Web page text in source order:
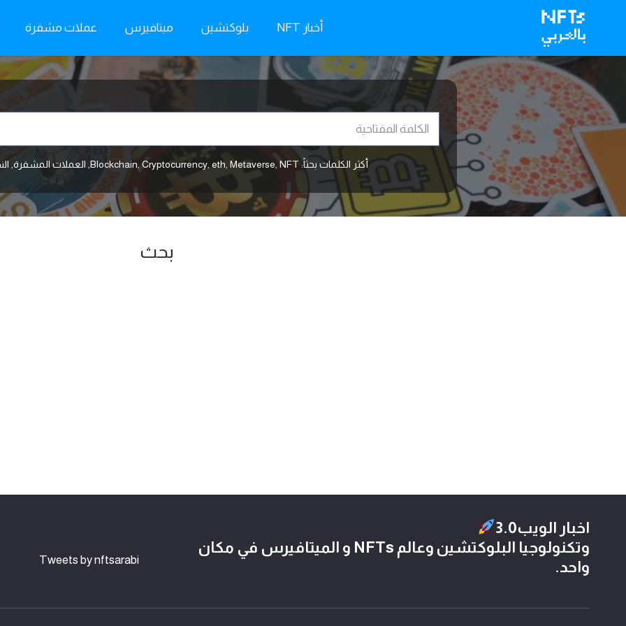
أخبار NFT بلوكتشين ميتافيرس عملات مشفرة
أكثر الكلمات بحثاً: Blockchain ,Cryptocurrency ,eth ,Metaverse ,NFT
, العملات المشفرة,
بحث
اخبار الويب3.0
وتكنولوجيا البلوكتشين وعالم NFTs و الميتافيرس في مكان
واحد.
Tweets by nftsarabi